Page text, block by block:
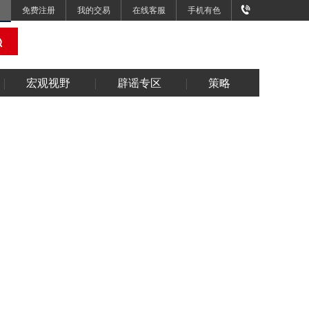
免费注册 我的交易 在线客服 手机有色
宏观视野 辟谣专区 策略